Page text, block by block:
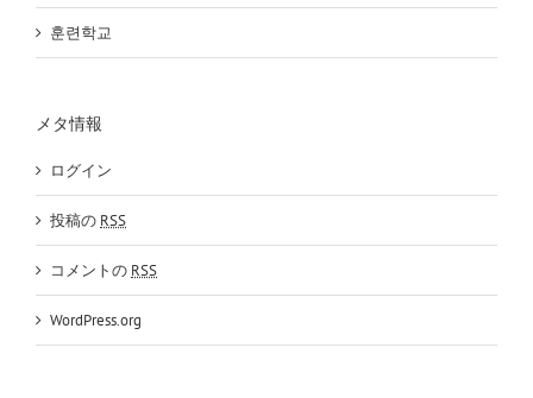
훈련학교
メタ情報
ログイン
投稿の RSS
コメントの RSS
WordPress.org